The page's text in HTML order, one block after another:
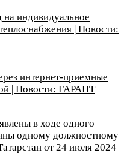
индивидуальное
| Новости:
интернет-приемные
| Новости: ГАРАНТ
в ходе одного
одному должностному
от 24 июля 2024